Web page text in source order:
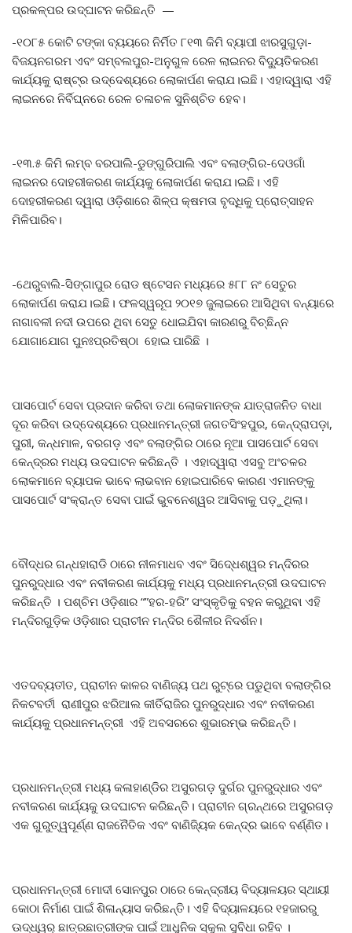
ପ୍ରକଳ୍ପର ଉଦ୍‌ଘାଟନ କରିଛନ୍ତି —
-୧୦୮୫ କୋଟି ଟଙ୍କା ବ୍ୟୟରେ ନିର୍ମିତ ୮୧୩ କିମି ବ୍ୟାପୀ ଝାରସୁଗୁଡ଼ା-
ବିଜୟନଗରମ ଏବଂ ସମ୍ବଲପୁର-ଅନୁଗୁଳ ରେଳ ଲାଇନର ବିଦ୍ୟୁତିକରଣ
କାର୍ଯ୍ୟକୁ ରାଷ୍ଟ୍ର ଉଦ୍ଦେଶ୍ୟରେ ଲୋକାର୍ପଣ କରାଯ।ଇଛି। ଏହାଦ୍ୱାରା ଏହି
ଲାଇନରେ ନିର୍ବିଘ୍ନରେ ରେଳ ଚଳାଚଳ ସୁନିଶ୍ଚିତ ହେବ।
-୧୩.୫ କିମି ଲମ୍ବ ବରପାଲି-ଡୁଙ୍ଗୁରିପାଲି ଏବଂ ବଲାଙ୍ଗିର-ଦେଓଗାଁ
ଲାଇନର ଦୋହରୀକରଣ କାର୍ଯ୍ୟକୁ ଲୋକାର୍ପଣ କରାଯ।ଇଛି। ଏହି
ଦୋହରୀକରଣ ଦ୍ୱାରା ଓଡ଼ିଶାରେ ଶିଳ୍ପ କ୍ଷମତା ବୃଦ୍ଧିକୁ ପ୍ରୋତ୍ସାହନ
ମିଳିପାରିବ।
-ଥେରୁବାଲି-ସିଙ୍ଗାପୁର ରୋଡ ଷ୍ଟେସନ ମଧ୍ୟରେ ୫୮୮ ନଂ ସେତୁର
ଲୋକାର୍ପଣ କରାଯ।ଇଛି। ଫଳସ୍ୱରୂପ ୨୦୧୭ ଜୁଲାଇରେ ଆସିଥିବା ବନ୍ୟାରେ
ନାଗାବଳୀ ନଦୀ ଉପରେ ଥିବା ସେତୁ ଧୋଇଯିବା କାରଣରୁ ବିଚ୍ଛିନ୍ନ
ଯୋଗାଯୋଗ ପୁନଃପ୍ରତିଷ୍ଠା ହୋଇ ପାରିଛି ।
ପାସପୋର୍ଟ ସେବା ପ୍ରଦାନ କରିବା ତଥା ଲୋକମାନଙ୍କ ଯାତ୍ରାଜନିତ ବାଧା
ଦୂର କରିବା ଉଦ୍ଦେଶ୍ୟରେ ପ୍ରଧାନମନ୍ତ୍ରୀ ଜଗତସିଂହପୁର, କେନ୍ଦ୍ରାପଡ଼ା,
ପୁରୀ, କନ୍ଧମାଳ, ବରଗଡ଼ ଏବଂ ବଲାଙ୍ଗିର ଠାରେ ନୂଆ ପାସପୋର୍ଟ ସେବା
କେନ୍ଦ୍ରର ମଧ୍ୟ ଉଦଘାଟନ କରିଛନ୍ତି । ଏହାଦ୍ୱାରା ଏସବୁ ଅଂଚଳର
ଲୋକମାନେ ବ୍ୟାପକ ଭାବେ ଲାଭବାନ ହୋଇପାରିବେ କାରଣ ଏମାନଙ୍କୁ
ପାସପୋର୍ଟ ସଂକ୍ରାନ୍ତ ସେବା ପାଇଁ ଭୁବନେଶ୍ୱର ଆସିବାକୁ ପଡ଼ୁଥିଲା।
ବୌଦ୍ଧର ଗନ୍ଧହାରାଡି ଠାରେ ନୀଳମାଧବ ଏବଂ ସିଦେ୍ଧଶ୍ୱର ମନ୍ଦିରର
ପୁନରୁଦ୍ଧାର ଏବଂ ନବୀକରଣ କାର୍ଯ୍ୟକୁ ମଧ୍ୟ ପ୍ରଧାନମନ୍ତ୍ରୀ ଉଦଘାଟନ
କରିଛନ୍ତି । ପଶ୍ଚିମ ଓଡ଼ିଶାର “”ହର-ହରି” ସଂସ୍କୃତିକୁ ବହନ କରୁଥିବା ଏହି
ମନ୍ଦିରଗୁଡ଼ିକ ଓଡ଼ିଶାର ପ୍ରାଚୀନ ମନ୍ଦିର ଶୈଳୀର ନିଦର୍ଶନ।
ଏତଦବ୍ୟତୀତ, ପ୍ରାଚୀନ କାଳର ବାଣିଜ୍ୟ ପଥ ରୁଟ୍ରେ ପଡୁଥିବା ବଲାଙ୍ଗିର
ନିକଟବର୍ତୀ ରାଣୀପୁର ଝରିଆଲ କୀର୍ତିରାଜିର ପୁନରୁଦ୍ଧାର ଏବଂ ନବୀକରଣ
କାର୍ଯ୍ୟକୁ ପ୍ରଧାନମନ୍ତ୍ରୀ ଏହି ଅବସରରେ ଶୁଭାରମ୍ଭ କରିଛନ୍ତି।
ପ୍ରଧାନମନ୍ତ୍ରୀ ମଧ୍ୟ କଳାହାଣ୍ଡିର ଅସୁରଗଡ଼ ଦୁର୍ଗର ପୁନରୁଦ୍ଧାର ଏବଂ
ନବୀକରଣ କାର୍ଯ୍ୟକୁ ଉଦଘାଟନ କରିଛନ୍ତି। ପ୍ରାଚୀନ ଗ୍ରନ୍ଥରେ ଅସୁରଗଡ଼
ଏକ ଗୁରୁତ୍ୱପୂର୍ଣ୍ଣ ରାଜନୈତିକ ଏବଂ ବାଣିଜ୍ୟିକ କେନ୍ଦ୍ର ଭାବେ ବର୍ଣ୍ଣିତ।
ପ୍ରଧାନମନ୍ତ୍ରୀ ମୋଦୀ ସୋନପୁର ଠାରେ କେନ୍ଦ୍ରୀୟ ବିଦ୍ୟାଳୟର ସ୍ଥାୟୀ
କୋଠା ନିର୍ମାଣ ପାଇଁ ଶିଳାନ୍ୟାସ କରିଛନ୍ତି। ଏହି ବିଦ୍ୟାଳୟରେ ୧ହଜାରରୁ
ଊଦ୍ଧ୍ୱର୍ ଛାତ୍ରଛାତ୍ରୀଙ୍କ ପାଇଁ ଆଧୁନିକ ସ୍କୁଲ ସୁବିଧା ରହିବ ।